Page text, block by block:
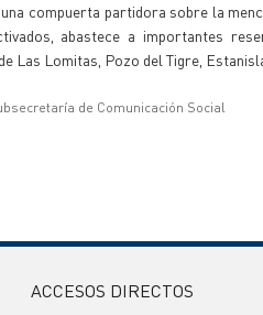
una compuerta partidora sobre la
abastece a importantes
Las Lomitas, Pozo del Tigre,
de Comunicación Social
ACCESOS DIRECTOS